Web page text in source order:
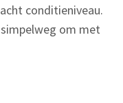
conditieniveau.
om met